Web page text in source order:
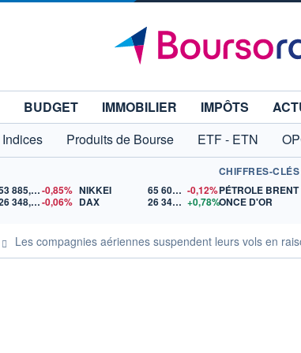
BUDGET IMMOBILIER IMPÔTS
Indices Produits de Bourse ETF - ETN
53 885,10-0,85%
26 348,35-0,06%
NIKKEI 65 606,71 -0,12%
DAX
26 344,70 +0,78%
CHIFFRES-CLÉS
PÉTROLE BRENT
ONCE D'OR
Les compagnies aériennes suspendent leurs vols en